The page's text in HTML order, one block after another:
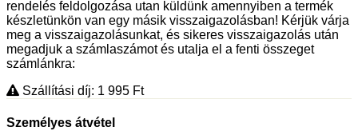
rendelés feldolgozása utan küldünk amennyiben a termék
készletünkön van egy másik visszaigazolásban! Kérjük várja
meg a visszaigazolásunkat, és sikeres visszaigazolás után
megadjuk a számlaszámot és utalja el a fenti összeget
számlánkra:
Szállítási díj: 1 995 Ft
Személyes átvétel